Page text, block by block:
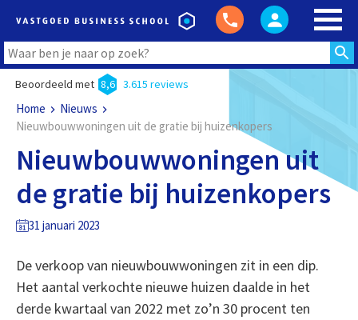
Beoordeeld met 8,6 3.615 reviews
Home
Nieuws
Nieuwbouwwoningen uit de gratie bij huizenkopers
Nieuwbouwwoningen uit
de gratie bij huizenkopers
31 januari 2023
De verkoop van nieuwbouwwoningen zit in een dip.
Het aantal verkochte nieuwe huizen daalde in het
derde kwartaal van 2022 met zo’n 30 procent ten